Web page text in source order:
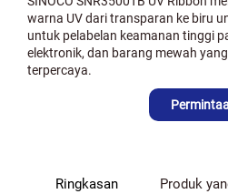
warna UV dari transparan ke biru
untuk pelabelan keamanan tinggi
elektronik, dan barang mewah
terpercaya.
Ringkasan Produk